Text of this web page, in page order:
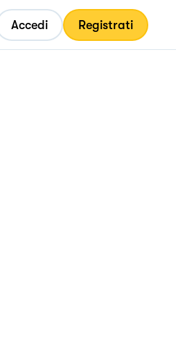
Accedi Registrati